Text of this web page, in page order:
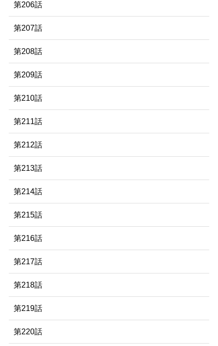
第206話
第207話
第208話
第209話
第210話
第211話
第212話
第213話
第214話
第215話
第216話
第217話
第218話
第219話
第220話